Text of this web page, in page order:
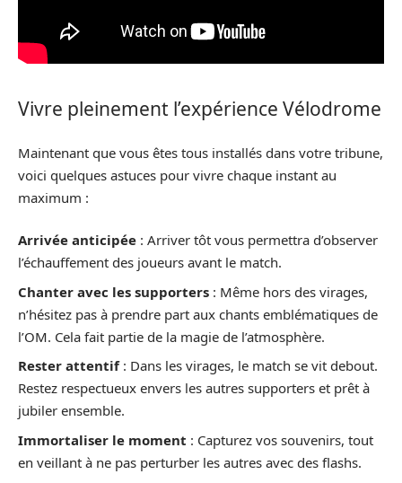
Vivre pleinement l’expérience Vélodrome
Maintenant que vous êtes tous installés dans votre tribune,
voici quelques astuces pour vivre chaque instant au
maximum :
Arrivée anticipée : Arriver tôt vous permettra d’observer
l’échauffement des joueurs avant le match.
Chanter avec les supporters : Même hors des virages,
n’hésitez pas à prendre part aux chants emblématiques de
l’OM. Cela fait partie de la magie de l’atmosphère.
Rester attentif: Dans les virages, le match se vit debout.
Restez respectueux envers les autres supporters et prêt à
jubiler ensemble.
Immortaliser le moment : Capturez vos souvenirs, tout
en veillant à ne pas perturber les autres avec des flashs.